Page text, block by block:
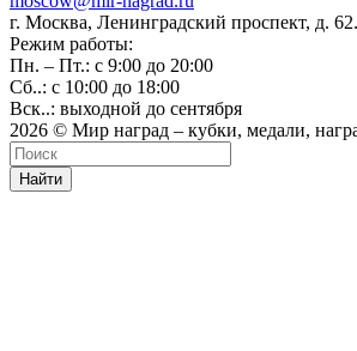
г. Москва, Ленинградский проспект, д. 62.
Режим работы:
Пн. – Пт.: с 9:00 до 20:00
Сб..: с 10:00 до 18:00
Вск..: выходной до сентября
2026 © Мир наград – кубки, медали,
Найти